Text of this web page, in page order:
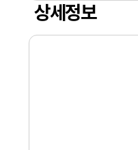
상세정보